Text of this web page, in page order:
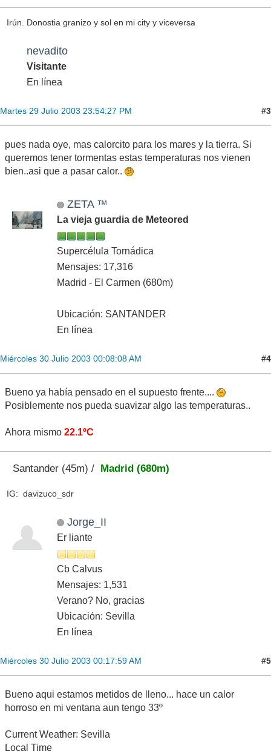
Irún. Donostia granizo y sol en mi city y viceversa
nevadito
Visitante
En línea
Martes 29 Julio 2003 23:54:27 PM #3
pues nada oye, mas calorcito para los mares y la tierra. Si
queremos tener tormentas estas temperaturas nos vienen
bien..asi que a pasar calor..
ZETA ™
La vieja guardia de Meteored
Supercélula Tornádica
Mensajes: 17,316
Madrid - El Carmen (680m)
Ubicación: SANTANDER
En línea
Miércoles 30 Julio 2003 00:08:08 AM #4
Bueno ya había pensado en el supuesto frente....
Posiblemente nos pueda suavizar algo las temperaturas..
Ahora mismo 22.1ºC
Santander (45m) / Madrid (680m)
IG: davizuco_sdr
Jorge_II
Er liante
Cb Calvus
Mensajes: 1,531
Verano? No, gracias
Ubicación: Sevilla
En línea
Miércoles 30 Julio 2003 00:17:59 AM #5
Bueno aqui estamos metidos de lleno... hace un calor
horroso en mi ventana aun tengo 33º
Current Weather: Sevilla
Local Time